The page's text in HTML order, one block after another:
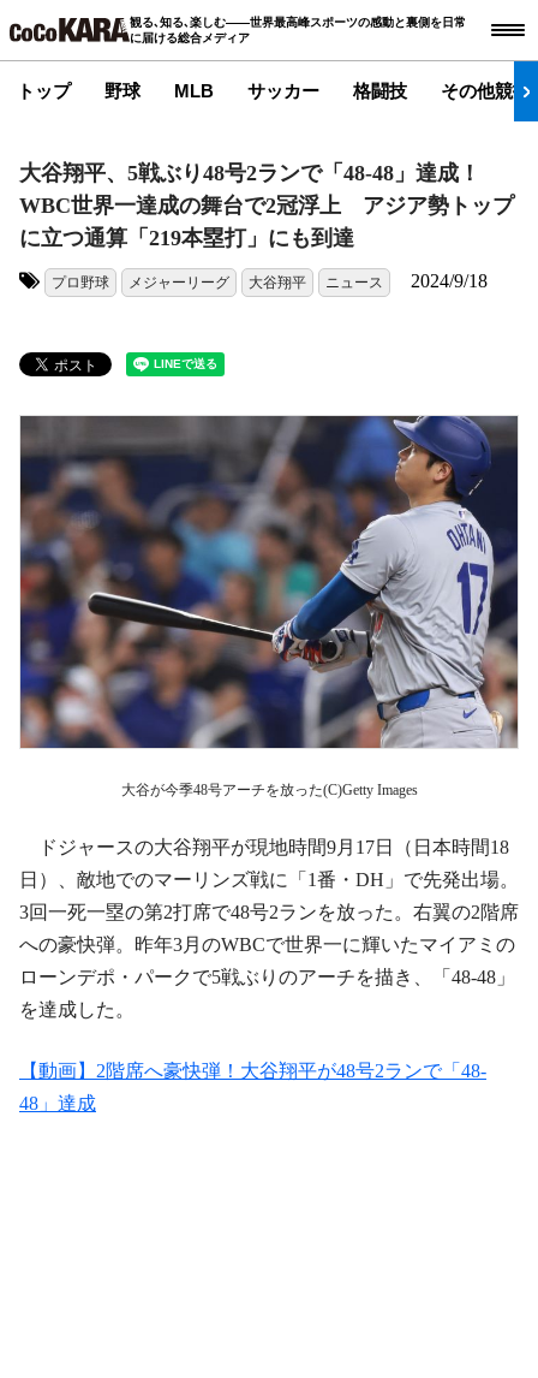
観る､知る､楽しむ――世界最高峰スポーツの感動と裏側を日常
に届ける総合メディア
トップ 野球 MLB サッカー 格闘技 その他競技
大谷翔平、5戦ぶり48号2ランで「48‐48」達成！
WBC世界一達成の舞台で2冠浮上 アジア勢トップ
に立つ通算「219本塁打」にも到達
プロ野球 メジャーリーグ 大谷翔平 ニュース 2024/9/18
大谷が今季48号アーチを放った(C)Getty Images
ドジャースの大谷翔平が現地時間9月17日（日本時間18
日）、敵地でのマーリンズ戦に「1番・DH」で先発出場。
3回一死一塁の第2打席で48号2ランを放った。右翼の2階席
への豪快弾。昨年3月のWBCで世界一に輝いたマイアミの
ローンデポ・パークで5戦ぶりのアーチを描き、「48‐48」
を達成した。
【動画】2階席へ豪快弾！大谷翔平が48号2ランで「48‐
48」達成